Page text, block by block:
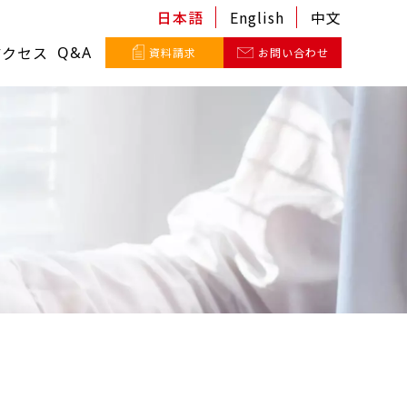
日本語 English
中文
セス Q&A 資料請求 お問い合わせ